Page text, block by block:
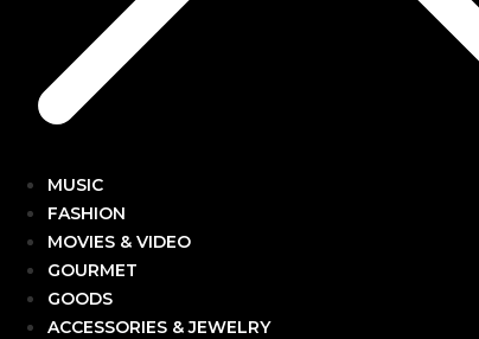
MUSIC
FASHION
MOVIES & VIDEO
GOURMET
GOODS
ACCESSORIES & JEWELRY